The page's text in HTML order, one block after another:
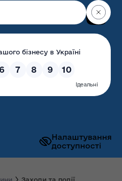
Налаштування
доступності
обласна
Заходи та події